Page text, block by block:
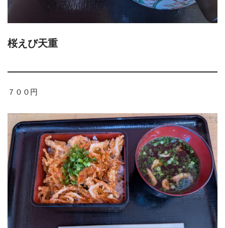
桜えび天重
７００円